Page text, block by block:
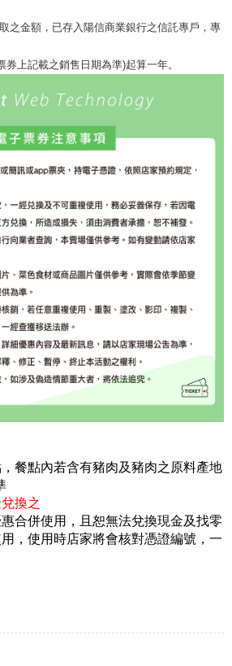
之金額，已存入陽信商業銀行之信託專戶，專
上記載之銷售日期為準)起算一年。
餐點內若含有豬肉及豬肉之原料產地
換之
合併使用，且恕無法兌換現金及找零
，使用時店家將會核對憑證編號，一